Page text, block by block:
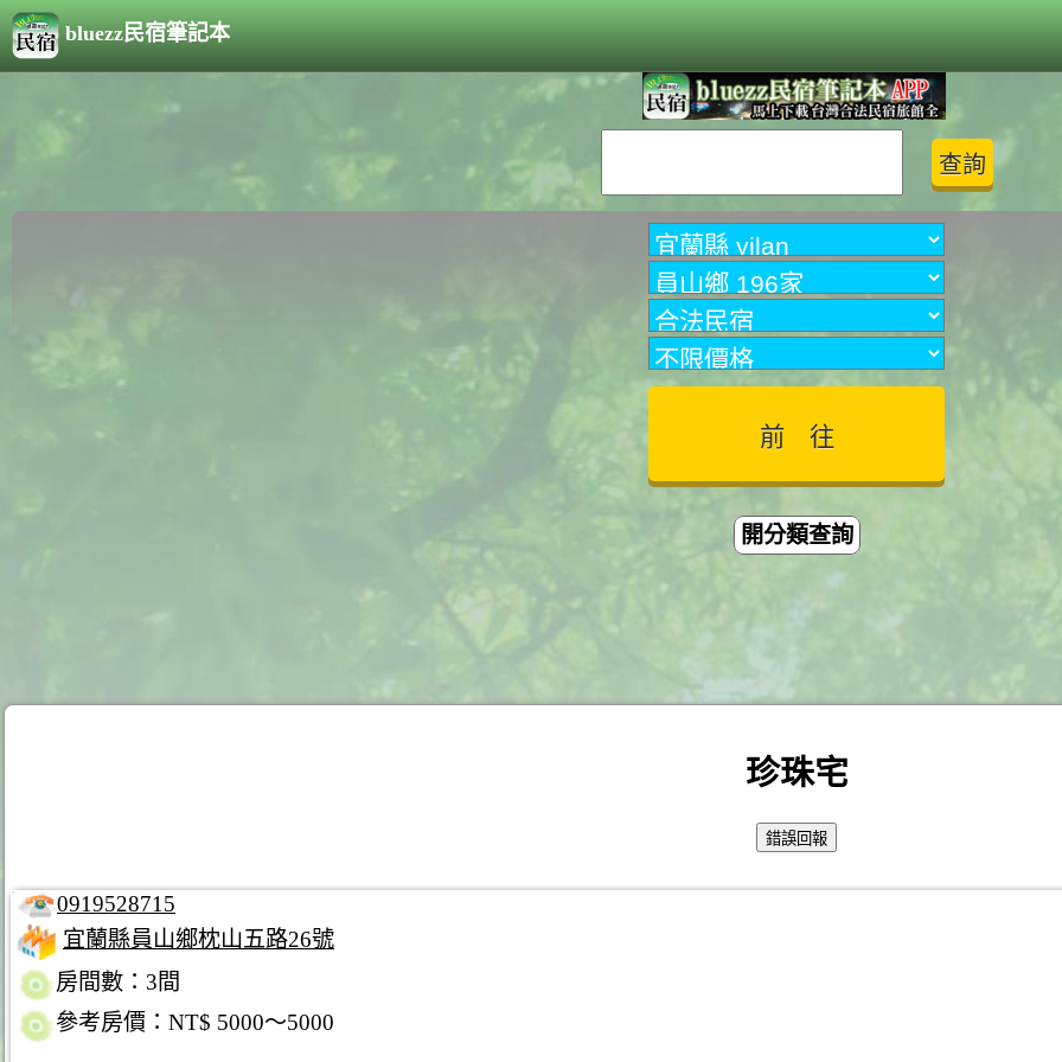
bluezz民宿筆記本
開分類查詢
珍珠宅
0919528715
宜蘭縣員山鄉枕山五路26號
房間數：3間
參考房價：NT$ 5000～5000